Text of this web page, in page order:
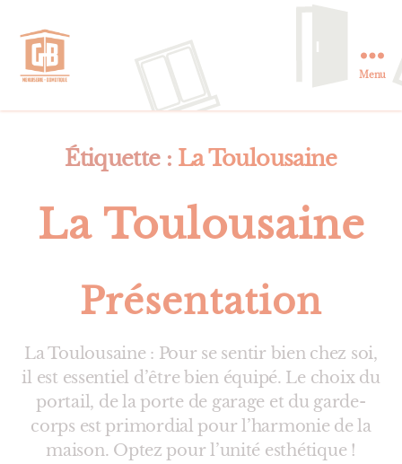
Menuiserie
Domotique
Menu
Étiquette : La Toulousaine
La Toulousaine
Présentation
La Toulousaine : Pour se sentir bien chez soi,
il est essentiel d’être bien équipé. Le choix du
portail, de la porte de garage et du garde-
corps est primordial pour l’harmonie de la
maison. Optez pour l’unité esthétique !